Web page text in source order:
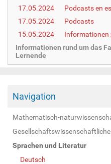
:
17.05.2024
Podcasts en
17.05.2024
Podcasts
15.05.2024
Informationen
Informationen rund um das
Lernende
Navigation
Mathematisch-
Sprachen und Literatur
Deutsch